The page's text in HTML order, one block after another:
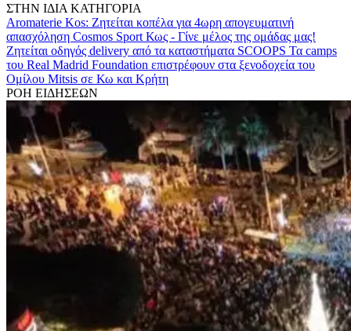
ΣΤΗΝ ΙΔΙΑ ΚΑΤΗΓΟΡΙΑ
Aromaterie Kos: Ζητείται κοπέλα για 4ωρη απογευματινή
απασχόληση Cosmos Sport Κως - Γίνε μέλος της ομάδας μας!
Ζητείται οδηγός delivery από τα καταστήματα SCOOPS Τα camps
του Real Madrid Foundation επιστρέφουν στα ξενοδοχεία του
Ομίλου Mitsis σε Κω και Κρήτη
ΡΟΗ ΕΙΔΗΣΕΩΝ